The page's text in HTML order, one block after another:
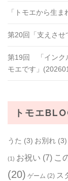
「トモエから生
第20回「支えさせ
第19回 「インク
モエです」
トモエ
うた (3) お別れ (3)
(1) お祝い (7) こ
(20) ゲーム (2) ス